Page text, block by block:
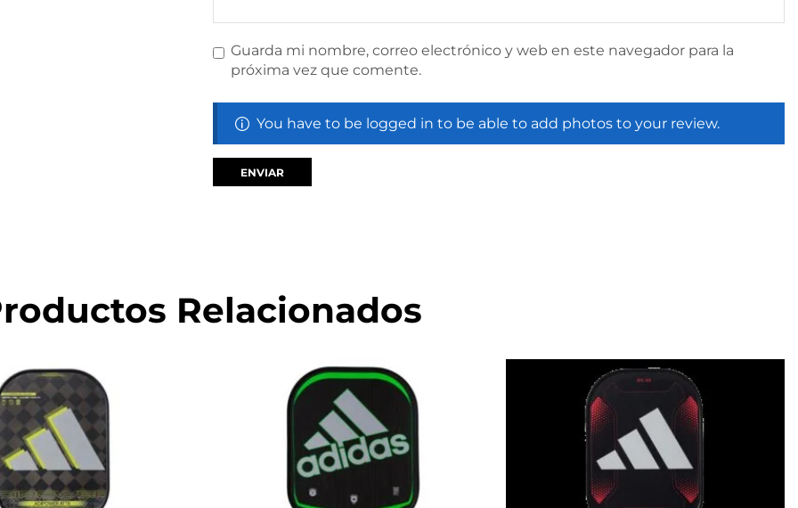
Guarda mi nombre, correo electrónico y web en este navegador para la
próxima vez que comente.
You have to be logged in to be able to add photos to your review.
Relacionados